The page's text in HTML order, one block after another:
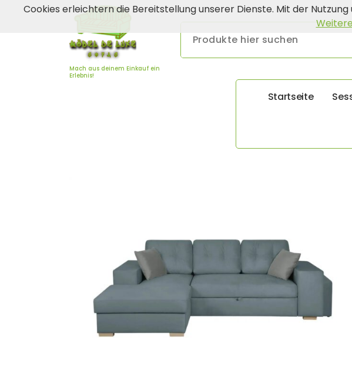
Mach aus deinem Einkauf ein
Erlebnis!
Startseite Ses
Cookies erleichtern die Bereitstellung unserer Dienste. Mit der